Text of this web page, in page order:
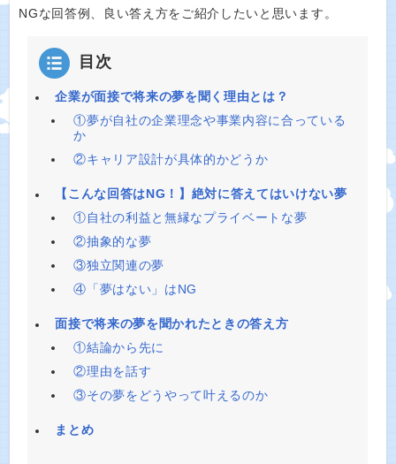
NGな回答例、良い答え方をご紹介したいと思います。
目次
企業が面接で将来の夢を聞く理由とは？
①夢が自社の企業理念や事業内容に合っている
か
②キャリア設計が具体的かどうか
【こんな回答はNG！】絶対に答えてはいけない夢
①自社の利益と無縁なプライベートな夢
②抽象的な夢
③独立関連の夢
④「夢はない」はNG
面接で将来の夢を聞かれたときの答え方
①結論から先に
②理由を話す
③その夢をどうやって叶えるのか
まとめ